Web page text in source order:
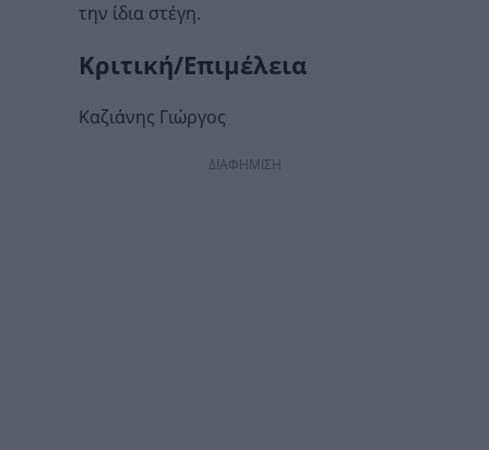
την ίδια στέγη.
Κριτική/Επιμέλεια
Καζιάνης Γιώργος
ΔΙΑΦΗΜΙΣΗ